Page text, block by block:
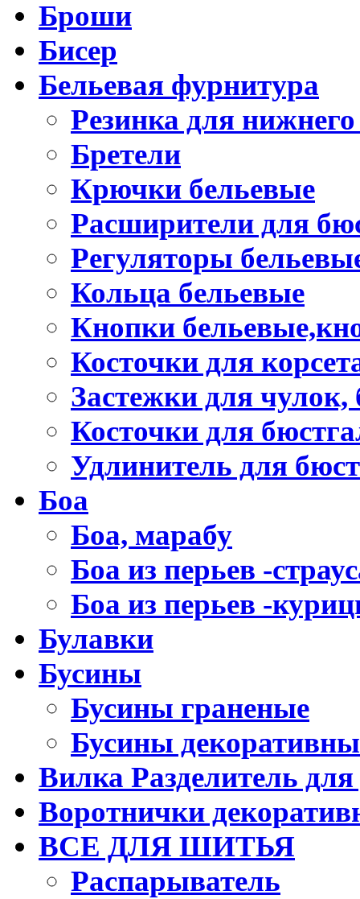
Броши
Бисер
Бельевая фурнитура
Резинка для
Бретели
Крючки бельевые
Расширители для
Регуляторы
Кольца бельевые
Кнопки
Косточки для
Застежки для чулок,
Косточки для
Удлинитель для
Боа
Боа, марабу
Боа из перьев -
Боа из перьев -
Булавки
Бусины
Бусины граненые
Бусины
Вилка Разделитель для
Воротнички
ВСЕ ДЛЯ ШИТЬЯ
Распарыватель